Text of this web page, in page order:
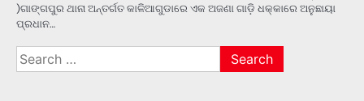
)ଗାଙ୍ଗପୁର ଥାନା ଅନ୍ତର୍ଗତ କାଳିଆଗୁଡାରେ ଏକ ଅଜଣା ଗାଡ଼ି ଧକ୍କାରେ ଅନୁଛାୟା
ପ୍ରଧାନ…
Search
for: